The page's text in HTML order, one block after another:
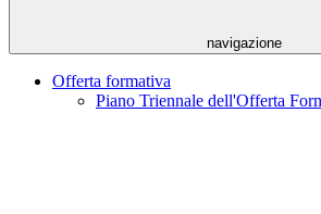
navigazione
Offerta formativa
Piano Triennale dell'Offerta